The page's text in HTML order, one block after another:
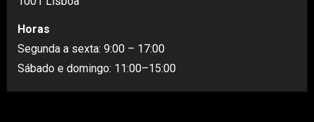
Horas
Segunda a sexta: 9:00 – 17:00
Sábado e domingo: 11:00–15:00